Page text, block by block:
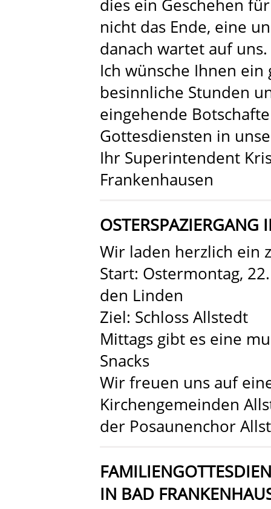
dies ein Geschehen
nicht das Ende, eine
danach wartet auf uns.
Ich wünsche Ihnen ein
besinnliche Stunden
eingehende
Gottesdiensten in
Ihr Superintendent
Frankenhausen
OSTERSPAZIERGANG
Wir laden herzlich ein
Start: Ostermontag,
den Linden
Ziel: Schloss Allstedt
Mittags gibt es eine
Snacks
Wir freuen uns auf
Kirchengemeinden
der Posaunenchor
IN BAD